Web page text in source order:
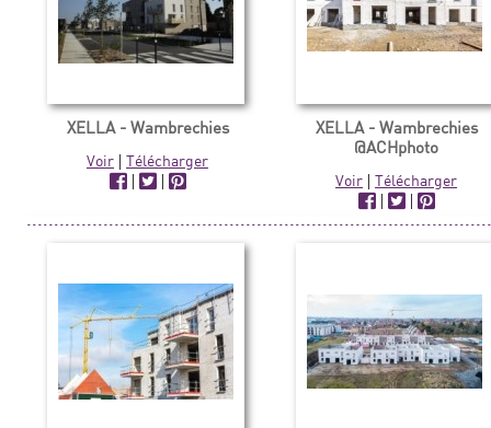
XELLA - Wambrechies
Voir |Télécharger
|
|
XELLA - Wambrechies
@ACHphoto
Voir |Télécharger
|
|